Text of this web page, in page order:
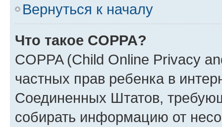
Вернуться к началу
Что такое COPPA?
COPPA (Child Online Privacy
частных прав ребенка в
Соединенных Штатов,
собирать информацию от